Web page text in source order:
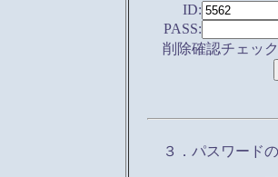
ID:
PASS:
削除確認チェッ
３．パスワード